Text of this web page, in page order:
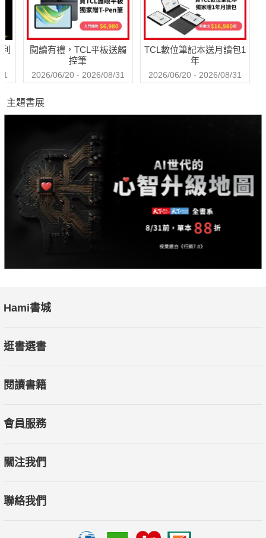
閱讀有禮，TCL平板送觸
控筆
2026/06/20 - 2026/08/31
TCL數位筆記本送月讀包1
年
2026/06/20 - 2026/08/31
主題書展
Hami書城
逛書選書
閱讀書籍
會員服務
關注我們
聯絡我們